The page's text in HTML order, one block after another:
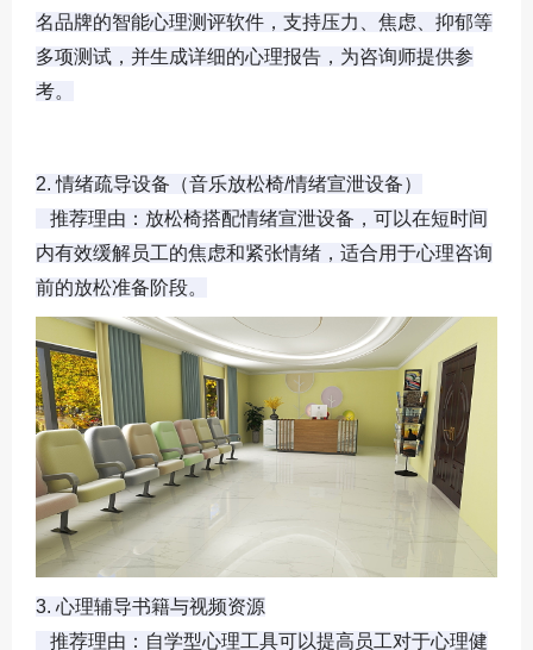
名品牌的智能心理测评软件，支持压力、焦虑、抑郁等
多项测试，并生成详细的心理报告，为咨询师提供参
考。
2. 情绪疏导设备（音乐放松椅/情绪宣泄设备）
内有效缓解员工的焦虑和紧张情绪，适合用于心理咨询
前的放松准备阶段。
3. 心理辅导书籍与视频资源